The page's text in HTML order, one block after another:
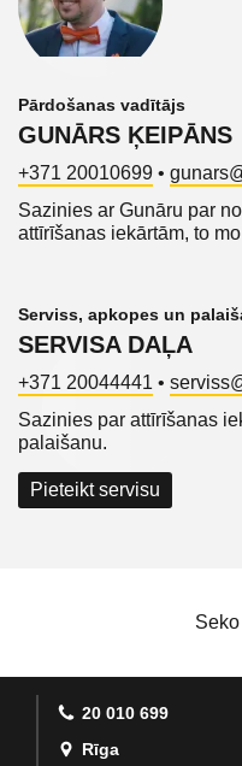
Pārdošanas vadītājs
GUNĀRS ĶEIPĀNS
+371 20010699 •
Sazinies ar Gunāru par
attīrīšanas iekārtām, to
Serviss, apkopes un
SERVISA DAĻA
+371 20044441 •
Sazinies par attīrīšanas
palaišanu.
Pieteikt servisu
20 010 699
Rīga